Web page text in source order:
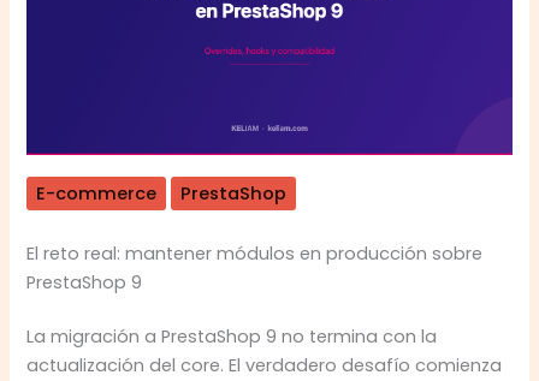
E-commerce PrestaShop
El reto real: mantener módulos en producción sobre
PrestaShop 9
La migración a PrestaShop 9 no termina con la
actualización del core. El verdadero desafío comienza